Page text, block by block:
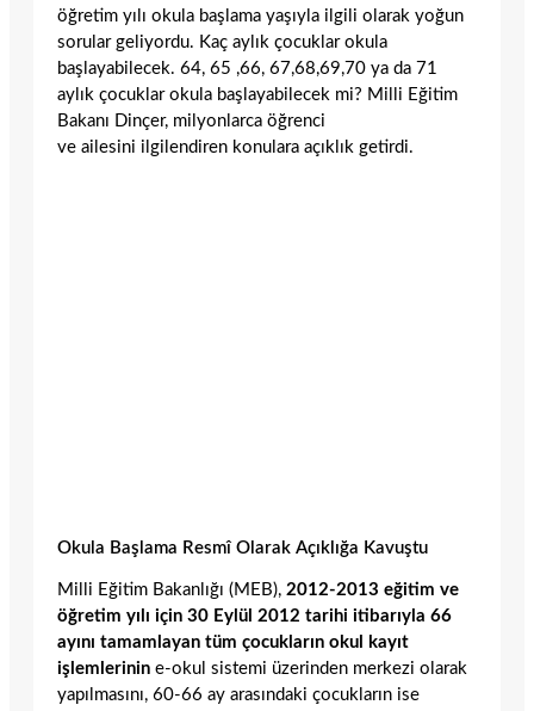
öğretim yılı okula başlama yaşıyla ilgili olarak yoğun
sorular geliyordu. Kaç aylık çocuklar okula
başlayabilecek. 64, 65 ,66, 67,68,69,70 ya da 71
aylık çocuklar okula başlayabilecek mi? Milli Eğitim
Bakanı Dinçer, milyonlarca öğrenci
ve ailesini ilgilendiren konulara açıklık getirdi.
Okula Başlama Resmî Olarak Açıklığa Kavuştu
Milli Eğitim Bakanlığı (MEB), 2012-2013 eğitim ve
öğretim yılı için 30 Eylül 2012 tarihi itibarıyla 66
ayını tamamlayan tüm çocukların okul kayıt
işlemlerinin e-okul sistemi üzerinden merkezi olarak
yapılmasını, 60-66 ay arasındaki çocukların ise